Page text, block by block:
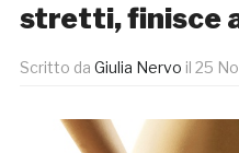
stretti, finisce
Scritto da Giulia Nervo il 25